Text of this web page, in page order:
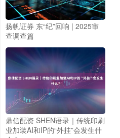
扬帆证券 东“纪”回响 | 2025审
查调查篇
鼎信配资 SHEN语录｜传统印刷
业加装AI和IP的“外挂”会发生什